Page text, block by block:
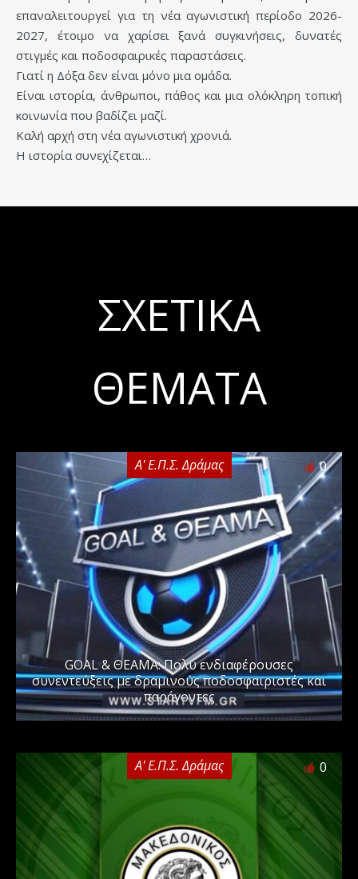
επαναλειτουργεί για τη νέα αγωνιστική περίοδο 2026-
2027, έτοιμο να χαρίσει ξανά συγκινήσεις, δυνατές
στιγμές και ποδοσφαιρικές παραστάσεις.
Γιατί η Δόξα δεν είναι μόνο μια ομάδα.
Είναι ιστορία, άνθρωποι, πάθος και μια ολόκληρη τοπική
κοινωνία που βαδίζει μαζί.
Καλή αρχή στη νέα αγωνιστική χρονιά.
Η ιστορία συνεχίζεται…
ΣΧΕΤΙΚΆ
ΘΈΜΑΤΑ
Α' Ε.Π.Σ. Δράμας 0
GOAL & ΘΕΑΜΑ: Πολύ ενδιαφέρουσες
συνεντεύξεις με δραμινούς ποδοσφαιριστές και
παράγοντες
Α' Ε.Π.Σ. Δράμας 0